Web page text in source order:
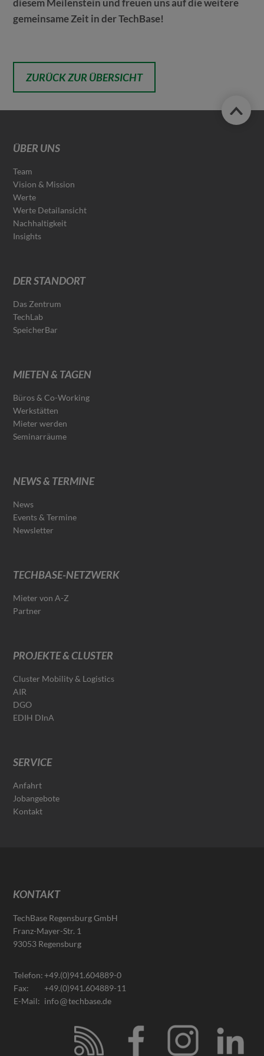
diesem Meilenstein und freuen uns auf die weitere
gemeinsame Zeit in der TechBase!
ZURÜCK ZUR ÜBERSICHT
ÜBER UNS
Team
Vision & Mission
Werte
Werte Detailansicht
Nachhaltigkeit
Insights
DER STANDORT
Das Zentrum
TechLab
SpeicherBar
MIETEN & TAGEN
Büros & Co-Working
Werkstätten
Mieter werden
Seminarräume
NEWS & TERMINE
News
Events & Termine
Newsletter
TECHBASE-NETZWERK
Mieter von A-Z
Partner
PROJEKTE & CLUSTER
Cluster Mobility & Logistics
AIR
DGO
EDIH DInA
SERVICE
Anfahrt
Jobangebote
Kontakt
KONTAKT
TechBase Regensburg GmbH
Franz-Mayer-Str. 1
93053 Regensburg
Telefon:
Fax:
E-Mail:
+49.(0)941.604889-0
+49.(0)941.604889-11
info
techbase.de